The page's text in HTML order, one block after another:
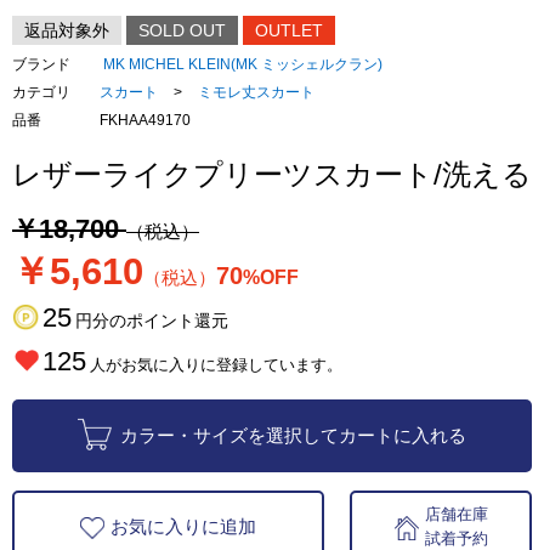
返品対象外 SOLD OUT OUTLET
ブランド
MK MICHEL KLEIN(MK ミッシェルクラン)
カテゴリ
スカート >
ミモレ丈スカート
品番
FKHAA49170
レザーライクプリーツスカート/洗える
￥18,700（税込）
￥5,610 （税込） 70%OFF
25 円分のポイント還元
125 人がお気に入りに登録しています。
カラー・サイズを選択してカートに入れる
お気に入りに追加
店舗在庫
試着予約